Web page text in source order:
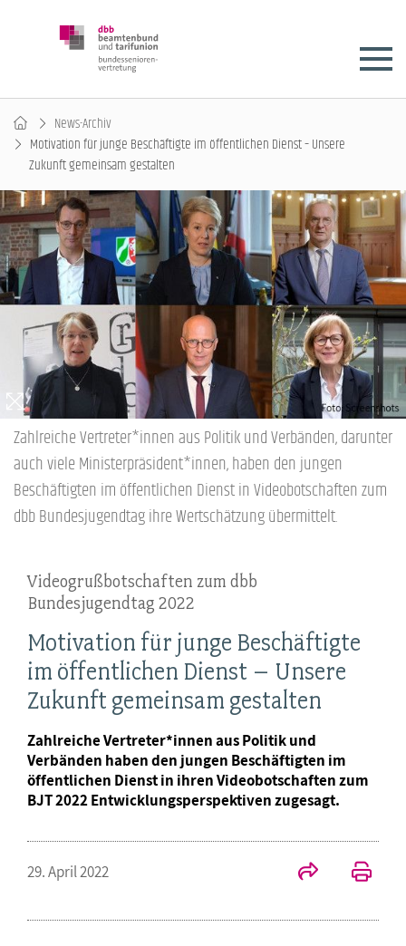
News-Archiv
Motivation für junge Beschäftigte im öffentlichen Dienst – Unsere
Zukunft gemeinsam gestalten
Zahlreiche Vertreter*innen aus Politik und Verbänden, darunter
auch viele Ministerpräsident*innen, haben den jungen
Beschäftigten im öffentlichen Dienst in Videobotschaften zum
dbb Bundesjugendtag ihre Wertschätzung übermittelt.
Videogrußbotschaften zum dbb
Bundesjugendtag 2022
Motivation für junge Beschäftigte
im öffentlichen Dienst – Unsere
Zukunft gemeinsam gestalten
Zahlreiche Vertreter*innen aus Politik und
Verbänden haben den jungen Beschäftigten im
öffentlichen Dienst in ihren Videobotschaften zum
BJT 2022 Entwicklungsperspektiven zugesagt.
29. April 2022